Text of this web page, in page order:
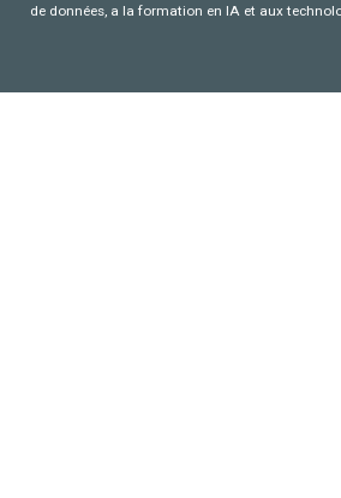
de données, a la formation en IA et aux